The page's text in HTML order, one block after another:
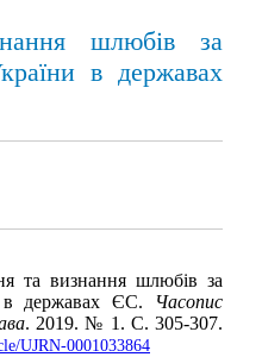
шлюбів за
в державах
та визнання шлюбів за
в державах ЄС. Часопис
. 2019. № 1. С. 305-307.
UJRN-0001033864